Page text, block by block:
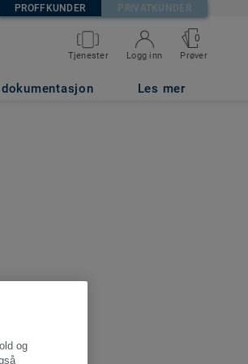
PROFFKUNDER PRIVATKUNDER
Tjenester Logg inn
0
Prøver
Les mer
og